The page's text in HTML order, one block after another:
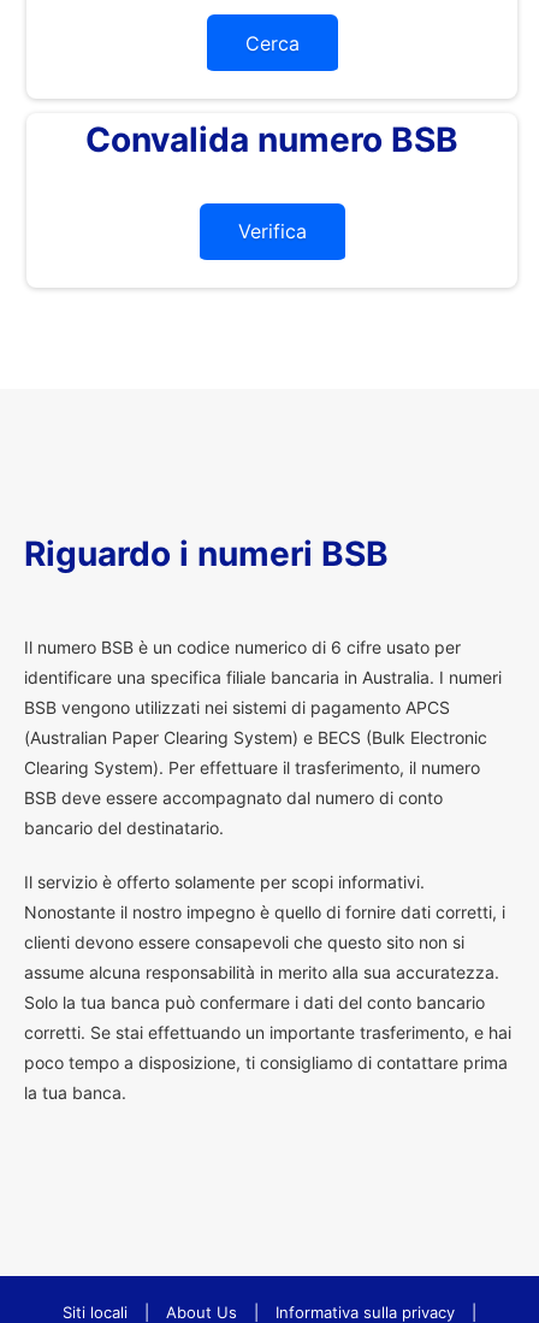
Cerca
Convalida numero BSB
Verifica
Riguardo i numeri BSB
Il numero BSB è un codice numerico di 6 cifre usato per
identificare una specifica filiale bancaria in Australia. I numeri
BSB vengono utilizzati nei sistemi di pagamento APCS
(Australian Paper Clearing System) e BECS (Bulk Electronic
Clearing System). Per effettuare il trasferimento, il numero
BSB deve essere accompagnato dal numero di conto
bancario del destinatario.
Il servizio è offerto solamente per scopi informativi.
Nonostante il nostro impegno è quello di fornire dati corretti, i
clienti devono essere consapevoli che questo sito non si
assume alcuna responsabilità in merito alla sua accuratezza.
Solo la tua banca può confermare i dati del conto bancario
corretti. Se stai effettuando un importante trasferimento, e hai
poco tempo a disposizione, ti consigliamo di contattare prima
la tua banca.
Siti locali About Us Informativa sulla privacy